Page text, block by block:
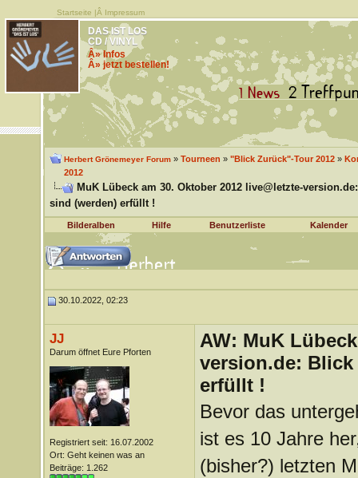
Startseite |Â Impressum
DAS IST LOS
CD / VINYL
Â» Infos
Â» jetzt bestellen!
Herbert Grönemeyer Forum» Tourneen » "Blick Zurück"-Tour 2012»
2012
MuK Lübeck am 30. Oktober 2012 live@letzte-
sind (werden) erfüllt !
Bilderalben Hilfe Benutzerliste Kalender
30.10.2022, 02:23
JJ
Darum öffnet Eure Pforten
Registriert seit: 16.07.2002
Ort: Geht keinen was an
Beiträge: 1.262
AW: MuK
version.de: Blick
erfüllt !
Bevor das
ist es 10 Jahre
(bisher?) letzten